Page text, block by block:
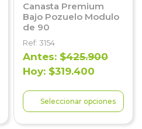
Canasta Premium
Bajo Pozuelo Modulo
de 90
Ref: 3154
Antes: $425.900
Hoy: $319.400
Seleccionar opciones